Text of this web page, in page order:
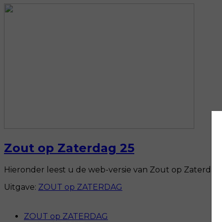
Zout op Zaterdag 25
Hieronder leest u de web-versie van Zout op
Uitgave: ZOUT op ZATERDAG
ZOUT op ZATERDAG